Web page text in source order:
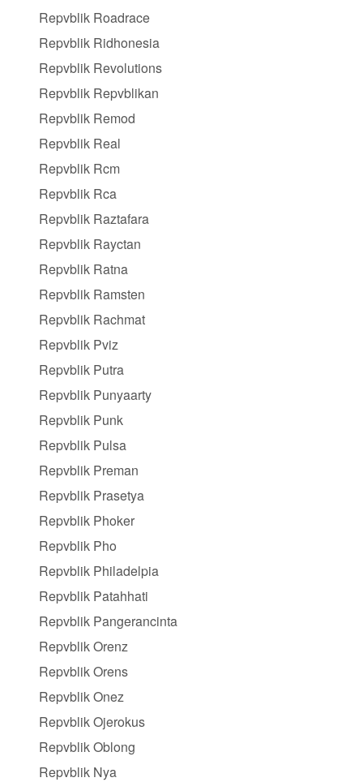
Repvblik Roadrace
Repvblik Ridhonesia
Repvblik Revolutions
Repvblik Repvblikan
Repvblik Remod
Repvblik Real
Repvblik Rcm
Repvblik Rca
Repvblik Raztafara
Repvblik Rayctan
Repvblik Ratna
Repvblik Ramsten
Repvblik Rachmat
Repvblik Pviz
Repvblik Putra
Repvblik Punyaarty
Repvblik Punk
Repvblik Pulsa
Repvblik Preman
Repvblik Prasetya
Repvblik Phoker
Repvblik Pho
Repvblik Philadelpia
Repvblik Patahhati
Repvblik Pangerancinta
Repvblik Orenz
Repvblik Orens
Repvblik Onez
Repvblik Ojerokus
Repvblik Oblong
Repvblik Nya